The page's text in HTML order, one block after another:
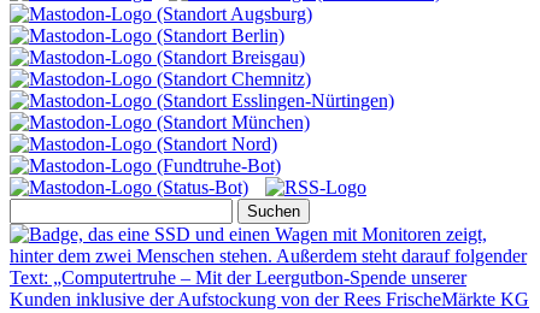
nach: